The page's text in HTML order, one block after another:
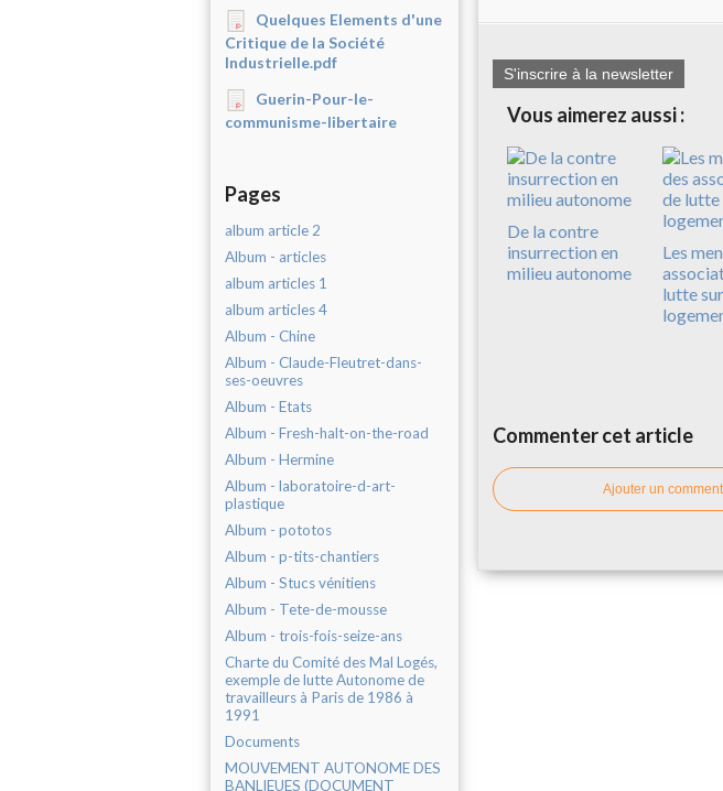
Quelques Elements d'une
Critique de la Société
Industrielle.pdf
Guerin-Pour-le-
communisme-libertaire
Pages
album article 2
Album - articles
album articles 1
album articles 4
Album - Chine
Album - Claude-Fleutret-dans-
ses-oeuvres
Album - Etats
Album - Fresh-halt-on-the-road
Album - Hermine
Album - laboratoire-d-art-
plastique
Album - pototos
Album - p-tits-chantiers
Album - Stucs vénitiens
Album - Tete-de-mousse
Album - trois-fois-seize-ans
Charte du Comité des Mal Logés,
exemple de lutte Autonome de
travailleurs à Paris de 1986 à
1991
Documents
MOUVEMENT AUTONOME DES
BANLIEUES (DOCUMENT
S'inscrire à la newsletter
Vous aimerez aussi :
De la contre
insurrection en
milieu autonome
Les
lutte
Commenter cet article
Ajouter un